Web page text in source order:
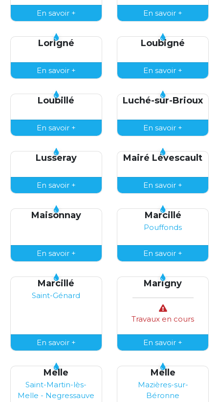
En savoir + En savoir +
Lorigné
En savoir +
Loubigné
En savoir +
Loubillé
En savoir +
Luché-sur-Brioux
En savoir +
Lusseray
En savoir +
Mairé Lévescault
En savoir +
Maisonnay
En savoir +
Marcillé
Pouffonds
En savoir +
Marcillé
Saint-Génard
En savoir +
Marigny
Travaux en cours
En savoir +
Melle
Saint-Martin-lès-
Melle - Negressauve
Melle
Mazières-sur-
Béronne